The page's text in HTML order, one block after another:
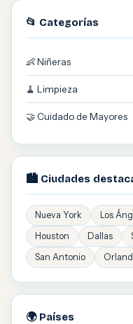
📂 Categorías
👶 Niñeras
🧹 Limpieza
🤝 Cuidado de Mayores
🏙️ Ciudades
Nueva York Los
Houston
Dallas
San Antonio
🌍 Países